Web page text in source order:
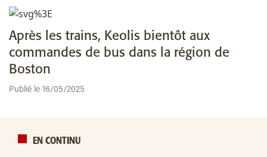
Après les trains, Keolis bientôt aux
commandes de bus dans la région de
Boston
Publié le 16/05/2025
EN CONTINU